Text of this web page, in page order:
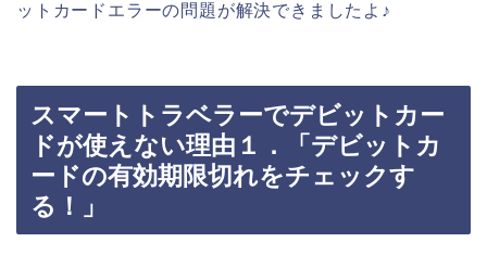
ットカードエラーの問題が解決できましたよ♪
スマートトラベラーでデビットカー
ドが使えない理由１．「デビットカ
ードの有効期限切れをチェックす
る！」